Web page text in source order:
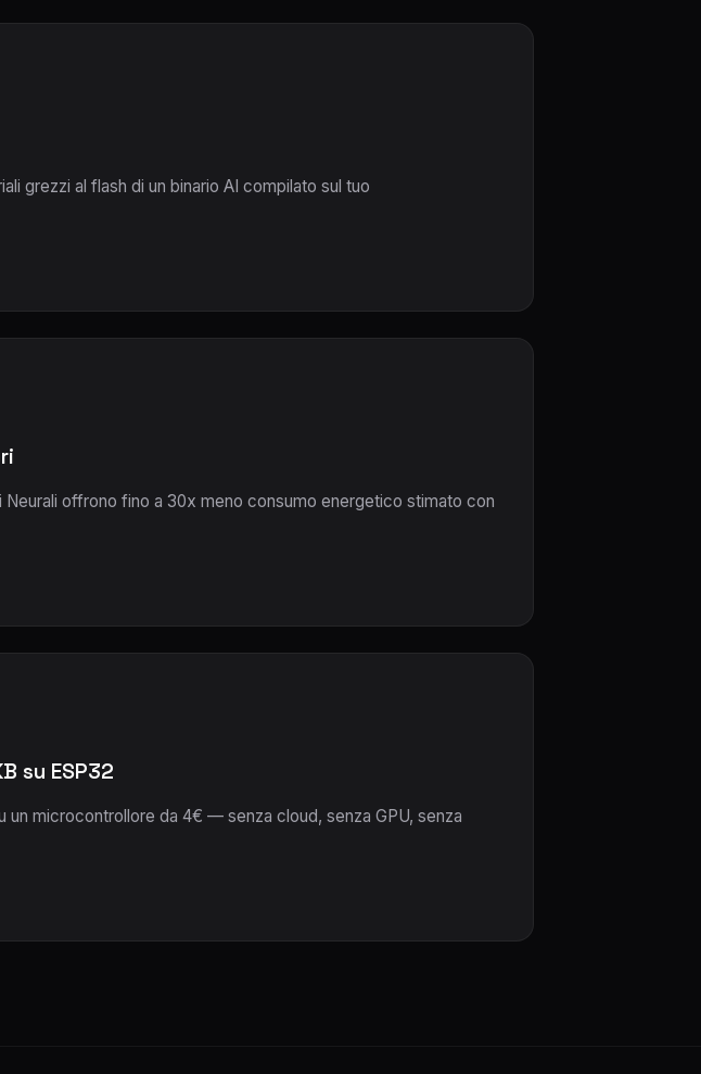
grezzi al flash di un binario AI compilato sul tuo
offrono fino a 30x meno consumo energetico stimato con
su ESP32
microcontrollore da 4€ — senza cloud, senza GPU, senza